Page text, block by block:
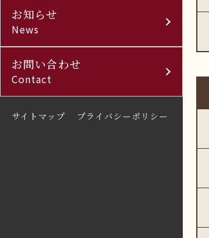
お知らせ
News
お問い合わせ
Contact
サイトマップ プライバシーポリシー